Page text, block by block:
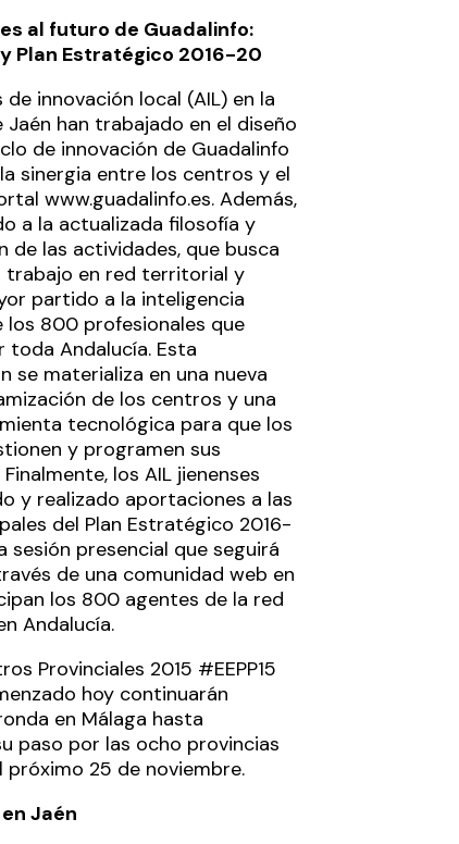
al futuro de Guadalinfo:
Plan Estratégico 2016-20
de innovación local (AIL) en la
Jaén han trabajado en el diseño
de innovación de Guadalinfo
sinergia entre los centros y el
www.guadalinfo.es. Además,
a la actualizada filosofía y
de las actividades, que busca
trabajo en red territorial y
partido a la inteligencia
los 800 profesionales que
toda Andalucía. Esta
se materializa en una nueva
de los centros y una
tecnológica para que los
y programen sus
los AIL jienenses
y realizado aportaciones a las
del Plan Estratégico 2016-
sesión presencial que seguirá
de una comunidad web en
los 800 agentes de la red
Andalucía.
Provinciales 2015 #EEPP15
hoy continuarán
en Málaga hasta
paso por las ocho provincias
próximo 25 de noviembre.
Jaén